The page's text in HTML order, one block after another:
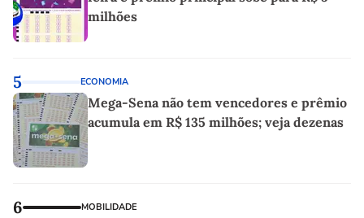
milhões
5 ECONOMIA
Mega-Sena não tem vencedores e prêmio
acumula em R$ 135 milhões; veja dezenas
6 MOBILIDADE